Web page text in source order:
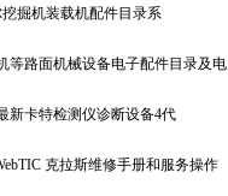
掘机装载机配件目录系
等路面机械设备电子配件目录及电
新卡特检测仪诊断设备4代
克拉斯维修手册和服务操作